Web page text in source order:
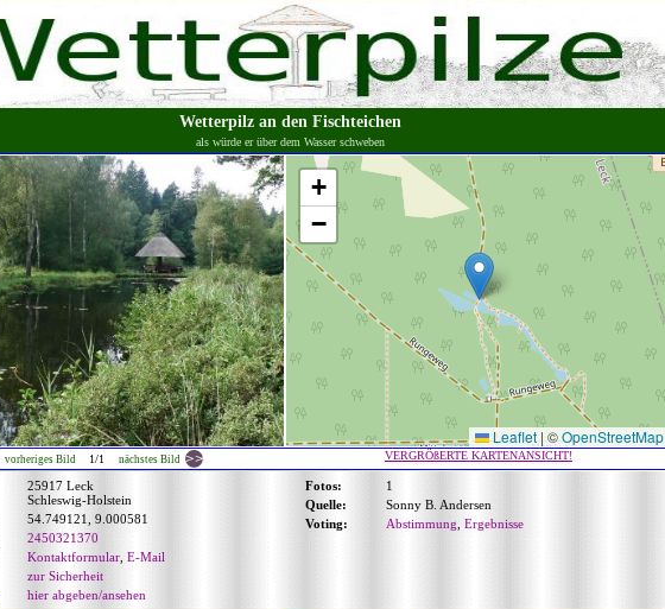
Wetterpilz an den Fischteichen
als würde er über dem Wasser schweben
+
−
Leaflet|©OpenStreetMap
vorheriges Bild 1/1 nächstes Bild VERGRÖßERTE KARTENANSICHT!
25917 Leck
Schleswig-Holstein
54.749121, 9.000581
2450321370
Kontaktformular E-Mail
zur Sicherheit
hier abgeben/ansehen
Fotos:
1
Quelle:
Sonny B. Andersen
Voting:
Abstimmung Ergebnisse